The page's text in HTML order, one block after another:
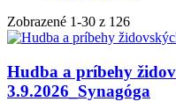
Zobrazené 1-30 z 126
Hudba a príbehy
3.9.2026_Synagóga